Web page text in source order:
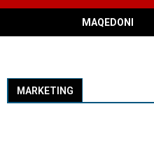
MAQEDONI
MARKETING